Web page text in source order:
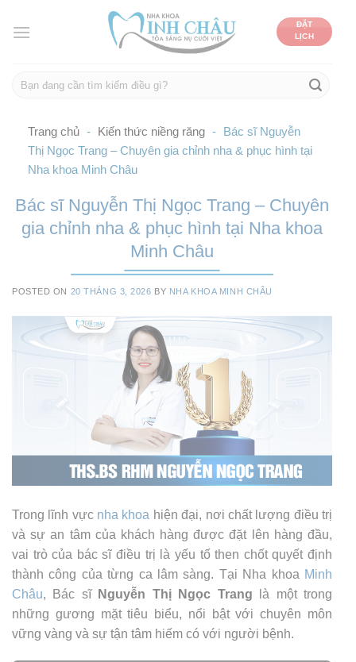
ĐẶT
LỊCH
Trang chủ - Kiến thức niềng răng - Bác sĩ Nguyễn
Thị Ngọc Trang – Chuyên gia chỉnh nha & phục hình tại
Nha khoa Minh Châu
Bác sĩ Nguyễn Thị Ngọc Trang – Chuyên
gia chỉnh nha & phục hình tại Nha khoa
Minh Châu
POSTED ON 20 THÁNG 3, 2026 BY NHA KHOA MINH CHÂU
Trong lĩnh vực nha khoa hiện đại, nơi chất lượng điều trị
và sự an tâm của khách hàng được đặt lên hàng đầu,
vai trò của bác sĩ điều trị là yếu tố then chốt quyết định
thành công của từng ca lâm sàng. Tại Nha khoa Minh
Châu, Bác sĩ Nguyễn Thị Ngọc Trang là một trong
những gương mặt tiêu biểu, nổi bật với chuyên môn
vững vàng và sự tận tâm hiếm có với người bệnh.